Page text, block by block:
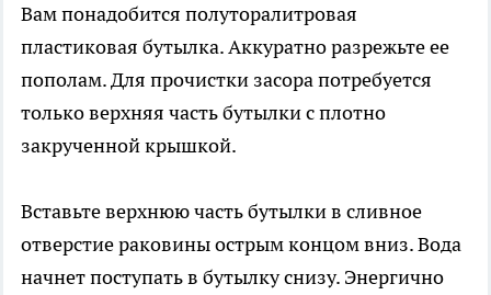
Вам понадобится полуторалитровая
пластиковая бутылка. Аккуратно разрежьте ее
пополам. Для прочистки засора потребуется
только верхняя часть бутылки с плотно
закрученной крышкой.
Вставьте верхнюю часть бутылки в сливное
отверстие раковины острым концом вниз. Вода
начнет поступать в бутылку снизу. Энергично